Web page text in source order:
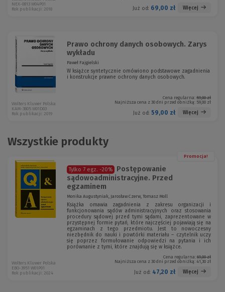
Już od: 69,00 zł Więcej
NEX-0813 W04P01
Rok publikacji: 2018
Prawo ochrony danych osobowych. Zarys
wykładu
Paweł Fajgielski
W książce syntetycznie omówiono podstawowe zagadnienia
i konstrukcje prawne ochrony danych osobowych.
Cena regularna: 59,00 zł
Najniższa cena z 30 dni przed obniżką: 59,00 zł
Już od: 59,00 zł Więcej
Wolters Kluwer Polska
KAM-3805 W01D03
Rok publikacji: 2019
Wszystkie produkty
Promocja!
Tylko 7 egz. -20%
Postępowanie
sądowoadministracyjne. Przed
egzaminem
Monika Augustyniak, Jarosław Czerw, Tomasz Moll
Książka omawia zagadnienia z zakresu organizacji i
funkcjonowania sądów administracyjnych oraz stosowania
procedury sądowej przed tymi sądami, zaprezentowane w
przystępnej formie pytań, które najczęściej pojawiają się na
egzaminach z tego przedmiotu. Jest to nowoczesny
niezbędnik do nauki i powtórki materiału – czytelnik uczy
się poprzez formułowanie odpowiedzi na pytania i ich
porównanie z tymi, które znajdują się w książce.
Cena regularna: 69,00 zł
Najniższa cena z 30 dni przed obniżką: 41,30 zł
Już od: 47,20 zł Więcej
Wolters Kluwer Polska
EBO-3951 W01P01
Rok publikacji: 2024